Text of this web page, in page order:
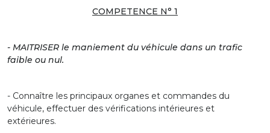
COMPETENCE N° 1
- MAITRISER le maniement du véhicule dans un trafic
faible ou nul.
- Connaître les principaux organes et commandes du
véhicule, effectuer des vérifications intérieures et
extérieures.